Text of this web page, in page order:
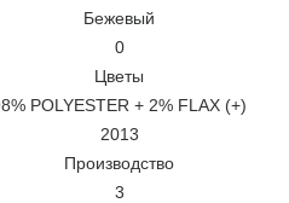
Бежевый
0
Цветы
POLYESTER + 2% FLAX (+)
2013
Производство
3